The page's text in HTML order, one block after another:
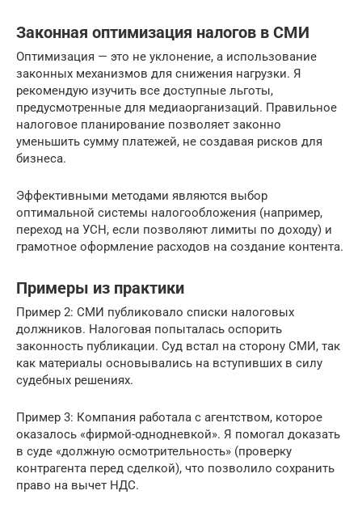
Законная оптимизация налогов в СМИ
Оптимизация — это не уклонение, а использование
законных механизмов для снижения нагрузки. Я
рекомендую изучить все доступные льготы,
предусмотренные для медиаорганизаций. Правильное
налоговое планирование позволяет законно
уменьшить сумму платежей, не создавая рисков для
бизнеса.
Эффективными методами являются выбор
оптимальной системы налогообложения (например,
переход на УСН, если позволяют лимиты по доходу) и
грамотное оформление расходов на создание контента.
Примеры из практики
Пример 2: СМИ публиковало списки налоговых
должников. Налоговая попыталась оспорить
законность публикации. Суд встал на сторону СМИ, так
как материалы основывались на вступивших в силу
судебных решениях.
Пример 3: Компания работала с агентством, которое
оказалось «фирмой-однодневкой». Я помогал доказать
в суде «должную осмотрительность» (проверку
контрагента перед сделкой), что позволило сохранить
право на вычет НДС.